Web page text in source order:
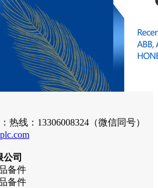
热线：13306008324（微信同号）
司
备件
备件